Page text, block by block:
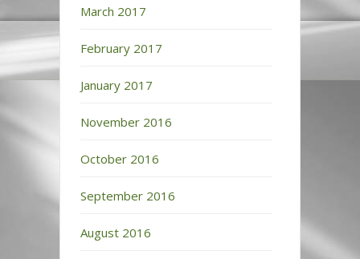
March 2017
February 2017
January 2017
November 2016
October 2016
September 2016
August 2016